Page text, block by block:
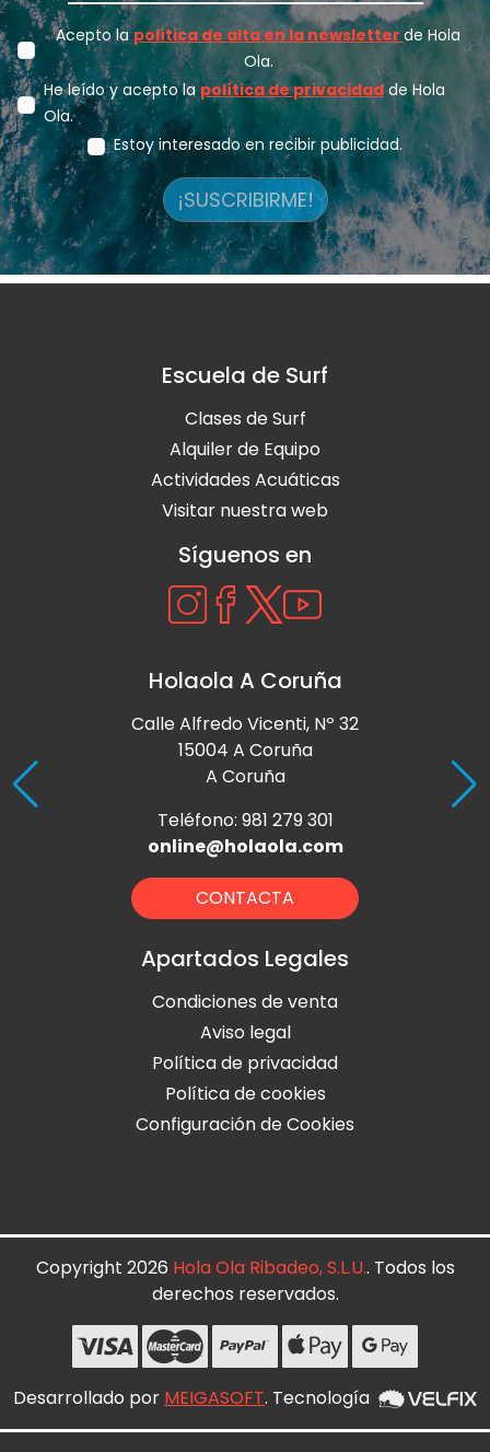
Acepto lapolítica de alta en la newsletter de Hola
Ola.
He leído y acepto lapolítica de privacidadde Hola
Ola.
Estoy interesado en recibir publicidad.
¡SUSCRIBIRME!
Escuela de Surf
Clases de Surf
Alquiler de Equipo
Actividades Acuáticas
Visitar nuestra web
Síguenos en
Holaola A Coruña
Calle Alfredo Vicenti, Nº 32
15004 A Coruña
A Coruña
Teléfono: 981 279 301
online@holaola.com
CONTACTA
Apartados Legales
Condiciones de venta
Aviso legal
Política de privacidad
Política de cookies
Configuración de Cookies
Copyright 2026 Hola Ola Ribadeo, S.L.U.. Todos los
derechos reservados.
Desarrollado por MEIGASOFT. Tecnología